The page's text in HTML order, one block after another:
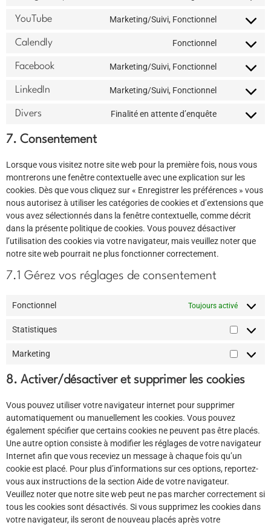
YouTube Marketing/Suivi, Fonctionnel
Calendly Fonctionnel
Facebook Marketing/Suivi, Fonctionnel
LinkedIn Marketing/Suivi, Fonctionnel
Divers Finalité en attente d’enquête
7. Consentement
Lorsque vous visitez notre site web pour la première fois, nous vous
montrerons une fenêtre contextuelle avec une explication sur les
cookies. Dès que vous cliquez sur « Enregistrer les préférences » vous
nous autorisez à utiliser les catégories de cookies et d’extensions que
vous avez sélectionnés dans la fenêtre contextuelle, comme décrit
dans la présente politique de cookies. Vous pouvez désactiver
l’utilisation des cookies via votre navigateur, mais veuillez noter que
notre site web pourrait ne plus fonctionner correctement.
7.1 Gérez vos réglages de consentement
Fonctionnel Toujours activé
Statistiques
Marketing
8. Activer/désactiver et supprimer les cookies
Vous pouvez utiliser votre navigateur internet pour supprimer
automatiquement ou manuellement les cookies. Vous pouvez
également spécifier que certains cookies ne peuvent pas être placés.
Une autre option consiste à modifier les réglages de votre navigateur
Internet afin que vous receviez un message à chaque fois qu’un
cookie est placé. Pour plus d’informations sur ces options, reportez-
vous aux instructions de la section Aide de votre navigateur.
Veuillez noter que notre site web peut ne pas marcher correctement si
tous les cookies sont désactivés. Si vous supprimez les cookies dans
votre navigateur, ils seront de nouveau placés après votre